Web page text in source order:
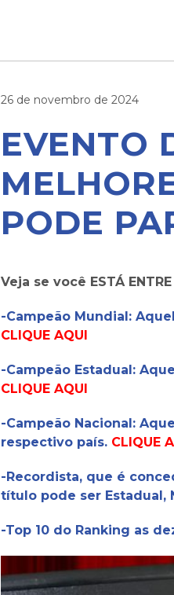
26 de novembro de 2024
EVENTO
PODE
Veja se você ESTÁ
-Campeão Mundial:
CLIQUE AQUI
-Campeão Estadual:
CLIQUE AQUI
-Campeão Nacional:
respectivo país. CLIQUE
-Recordista, que é
título pode ser Estadual,
-Top 10 do Ranking as